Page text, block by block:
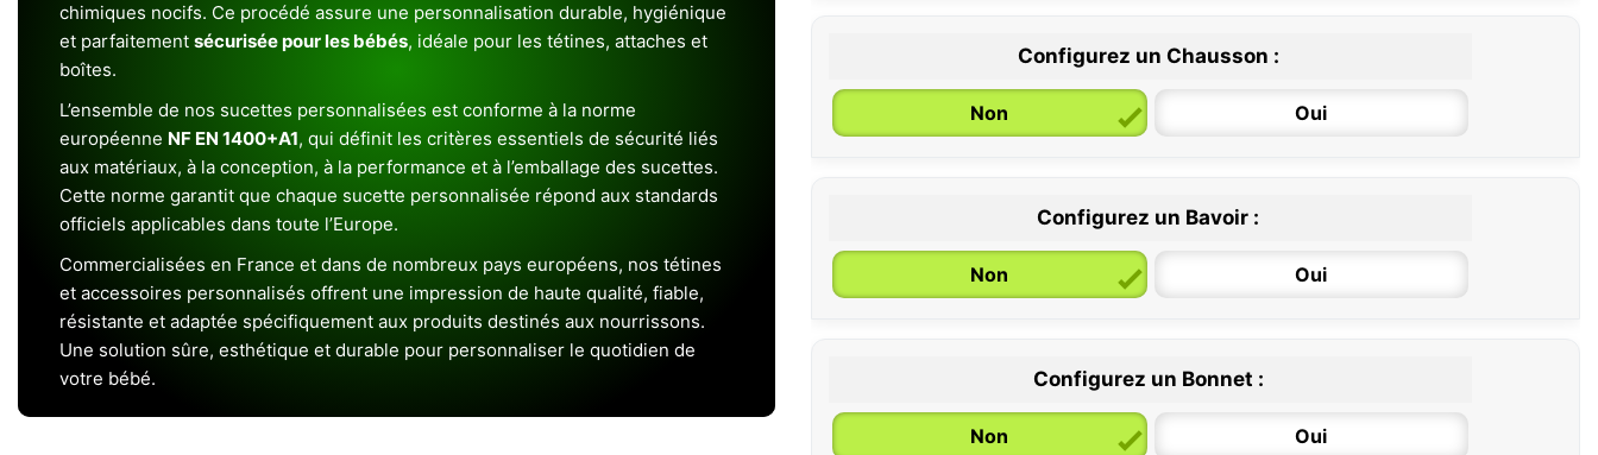
chimiques nocifs. Ce procédé assure une personnalisation durable, hygiénique
et parfaitement sécurisée pour les bébés, idéale pour les tétines, attaches et
boîtes.
L’ensemble de nos sucettes personnalisées est conforme à la norme
européenne NF EN 1400+A1, qui définit les critères essentiels de sécurité liés
aux matériaux, à la conception, à la performance et à l’emballage des sucettes.
Cette norme garantit que chaque sucette personnalisée répond aux standards
officiels applicables dans toute l’Europe.
Commercialisées en France et dans de nombreux pays européens, nos tétines
et accessoires personnalisés offrent une impression de haute qualité, fiable,
résistante et adaptée spécifiquement aux produits destinés aux nourrissons.
Une solution sûre, esthétique et durable pour personnaliser le quotidien de
votre bébé.
6 / 12 mois
Configurez un Chausson :
Non Oui
Configurez un Bavoir :
Non Oui
Configurez un Bonnet :
Non Oui